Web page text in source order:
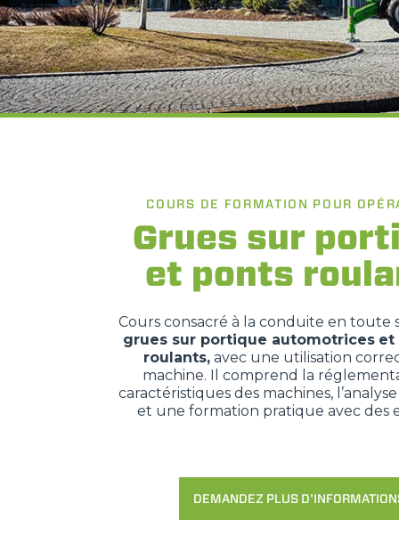
COURS DE FORMATION POUR
Grues sur
et ponts
Cours consacré à la conduite en toute
grues sur portique automotrices et
roulants, avec une utilisation
machine. Il comprend la
caractéristiques des machines,
et une formation pratique avec des
DEMANDEZ PLUS